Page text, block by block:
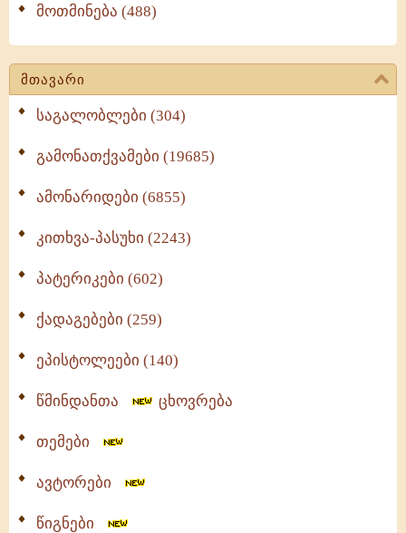
მოთმინება (488)
მთავარი
საგალობლები (304)
გამონათქვამები (19685)
ამონარიდები (6855)
კითხვა-პასუხი (2243)
პატერიკები (602)
ქადაგებები (259)
ეპისტოლეები (140)
წმინდანთა ცხოვრება
თემები
ავტორები
წიგნები